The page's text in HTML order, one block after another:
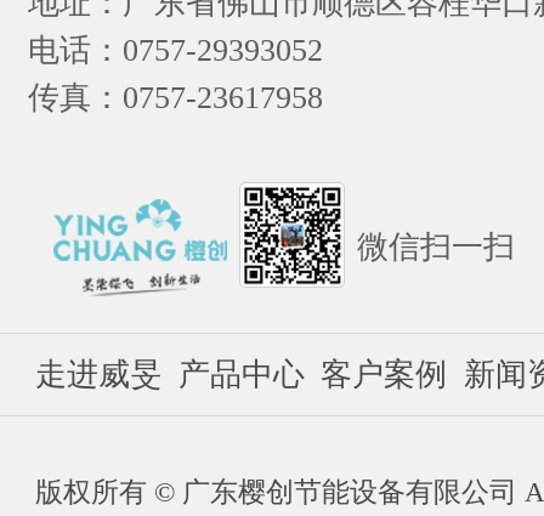
电话：0757-29393052
传真：0757-23617958
微信扫一扫
走进威旻 产品中心 客户案例 新闻
版权所有 © 广东樱创节能设备有限公司